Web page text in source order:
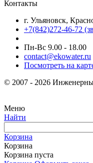
Контакты
г. Ульяновск,
+7(842)272-46-72
Пн-Вс 9.00 - 18.00
contact@ekowater.ru
Посмотреть на
© 2007 - 2026
Меню
Найти
Корзина
Корзина
Корзина пуста